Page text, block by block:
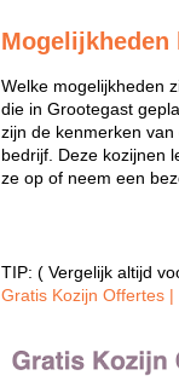
Mogelijkheden
Welke mogelijkheden
die in Grootegast
zijn de kenmerken
bedrijf. Deze kozijnen
ze op of neem een
TIP: ( Vergelijk altijd
Gratis Kozijn Offertes